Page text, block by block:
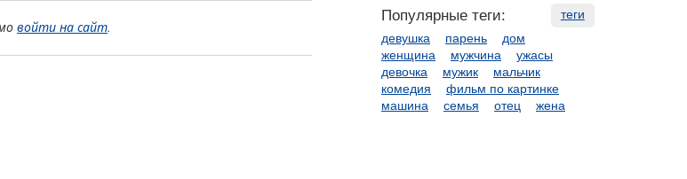
войти на сайт.
теги
Популярные теги:
девушка парень
дом
женщина
мужчина
ужасы
девочка
мужик
мальчик
комедия
фильм по картинке
машина
семья отец жена